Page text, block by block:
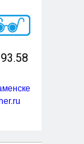
93.58